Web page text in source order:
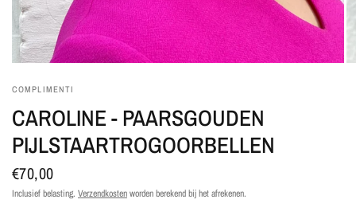
COMPLIMENTI
CAROLINE - PAARSGOUDEN
PIJLSTAARTROGOORBELLEN
€70,00
Inclusief belasting. Verzendkostenworden berekend bij het afrekenen.